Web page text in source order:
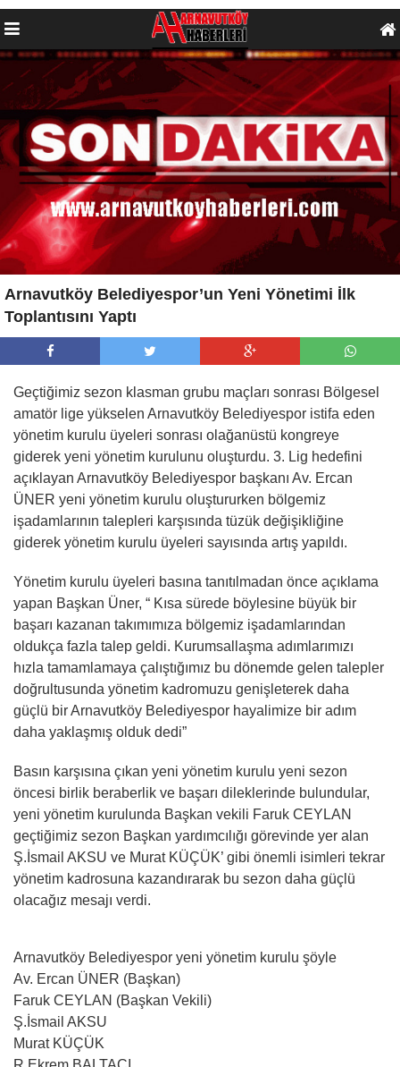
Arnavutköy Belediyespor’un Yeni Yönetimi İlk
Toplantısını Yaptı
Geçtiğimiz sezon klasman grubu maçları sonrası Bölgesel
amatör lige yükselen Arnavutköy Belediyespor istifa eden
yönetim kurulu üyeleri sonrası olağanüstü kongreye
giderek yeni yönetim kurulunu oluşturdu. 3. Lig hedefini
açıklayan Arnavutköy Belediyespor başkanı Av. Ercan
ÜNER yeni yönetim kurulu oluştururken bölgemiz
işadamlarının talepleri karşısında tüzük değişikliğine
giderek yönetim kurulu üyeleri sayısında artış yapıldı.
Yönetim kurulu üyeleri basına tanıtılmadan önce açıklama
yapan Başkan Üner, “ Kısa sürede böylesine büyük bir
başarı kazanan takımımıza bölgemiz işadamlarından
oldukça fazla talep geldi. Kurumsallaşma adımlarımızı
hızla tamamlamaya çalıştığımız bu dönemde gelen talepler
doğrultusunda yönetim kadromuzu genişleterek daha
güçlü bir Arnavutköy Belediyespor hayalimize bir adım
daha yaklaşmış olduk dedi”
Basın karşısına çıkan yeni yönetim kurulu yeni sezon
öncesi birlik beraberlik ve başarı dileklerinde bulundular,
yeni yönetim kurulunda Başkan vekili Faruk CEYLAN
geçtiğimiz sezon Başkan yardımcılığı görevinde yer alan
Ş.İsmail AKSU ve Murat KÜÇÜK’ gibi önemli isimleri tekrar
yönetim kadrosuna kazandırarak bu sezon daha güçlü
olacağız mesajı verdi.
Arnavutköy Belediyespor yeni yönetim kurulu şöyle
Av. Ercan ÜNER (Başkan)
Faruk CEYLAN (Başkan Vekili)
Ş.İsmail AKSU
Murat KÜÇÜK